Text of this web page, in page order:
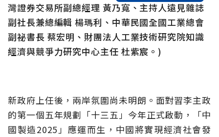
灣證券交易所副總經理 黃乃寬、主持人遠見雜誌
副社長兼總編輯 楊瑪利、中華民國全國工業總會
副祕書長 蔡宏明、財團法人工業技術研究院知識
經濟與競爭力研究中心主任 杜紫宸。)
新政府上任後，兩岸氛圍尚未明朗。面對習李主政
的第一個五年規劃「十三五」今年正式啟動，「中
國製造2025」應運而生，中國將實現經濟社會發